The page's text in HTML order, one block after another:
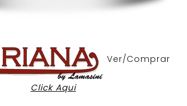
Ver/Comprar
Click Aqui